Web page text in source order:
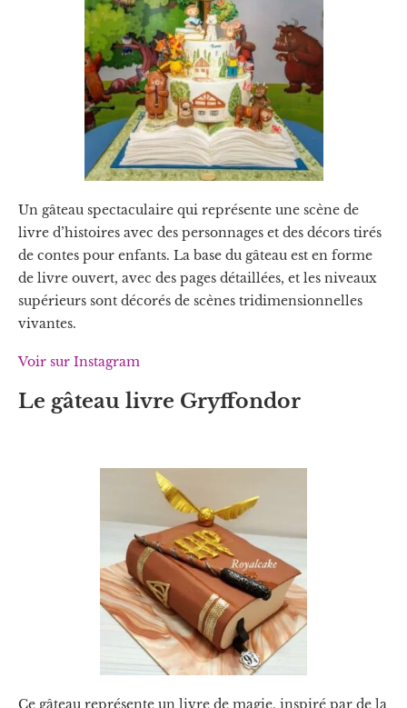
Un gâteau spectaculaire qui représente une scène de
livre d’histoires avec des personnages et des décors tirés
de contes pour enfants. La base du gâteau est en forme
de livre ouvert, avec des pages détaillées, et les niveaux
supérieurs sont décorés de scènes tridimensionnelles
vivantes.
Voir sur Instagram
Le gâteau livre Gryffondor
Ce gâteau représente un livre de magie, inspiré par de la